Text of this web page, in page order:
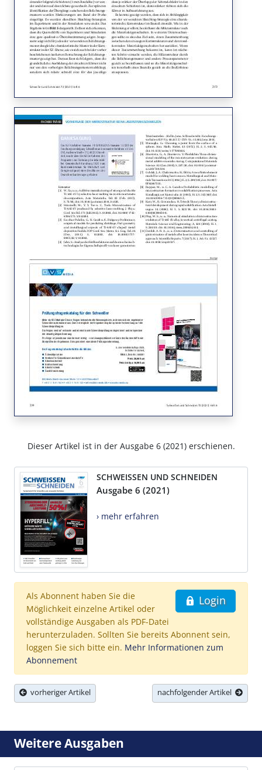
Dieser Artikel ist in der Ausgabe 6 (2021) erschienen.
SCHWEISSEN UND SCHNEIDEN
Ausgabe 6 (2021)
› mehr erfahren
Login
Als Abonnent haben Sie die
Möglichkeit einzelne Artikel oder
vollständige Ausgaben als PDF-Datei
herunterzuladen. Sollten Sie bereits Abonnent sein,
loggen Sie sich bitte ein. Mehr Informationen zum
Abonnement
vorheriger Artikel nachfolgender Artikel
Weitere Ausgaben